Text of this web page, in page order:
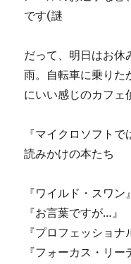
です(謎
だって、明日はお休
雨。自転車に乗りた
にいい感じのカフ
『マイクロソフト
読みかけの本たち
『ワイルド・スワン』
『お言葉ですが…』
『プロフェッショナ
『フォーカス・リー